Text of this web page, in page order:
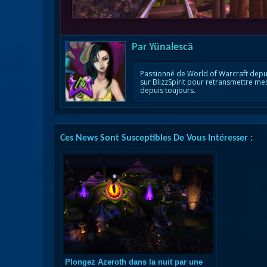
Par Yünalescä
Passionné de World of Warcraft
sur BlizzSpirit pour retransmettre
depuis toujours.
Ces News Sont Susceptibles De Vous Intéresser :
Plongez Azeroth dans la nuit par une